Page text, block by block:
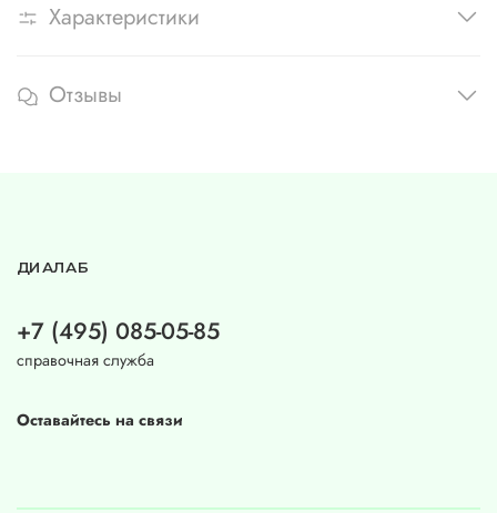
Характеристики
Отзывы
ДИАЛАБ
+7 (495) 085-05-85
справочная служба
Оставайтесь на связи